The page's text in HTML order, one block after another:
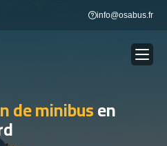
info@osabus.fr
Show dropdown
de minibusen